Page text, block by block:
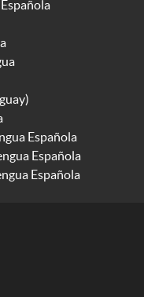
Española
Española
Española